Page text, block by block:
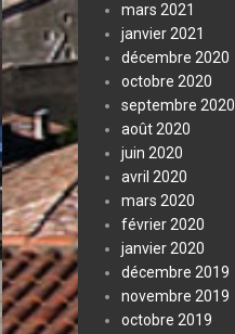
mars 2021
janvier 2021
décembre 2020
octobre 2020
septembre 2020
août 2020
juin 2020
avril 2020
mars 2020
février 2020
janvier 2020
décembre 2019
novembre 2019
octobre 2019